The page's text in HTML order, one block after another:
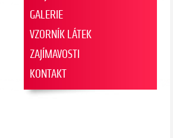
GALERIE
VZORNÍK LÁTEK
ZAJÍMAVOSTI
KONTAKT